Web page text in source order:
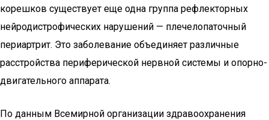
корешков существует еще одна группа рефлекторных
нейродистрофических нарушений — плечелопаточный
периартрит. Это заболевание объединяет различные
расстройства периферической нервной системы и опорно-
двигательного аппарата.
По данным Всемирной организации здравоохранения